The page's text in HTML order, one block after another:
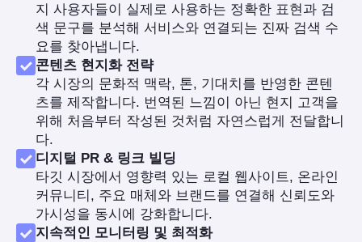
지 사용자들이 실제로 사용하는 정확한 표현과 검
색 문구를 분석해 서비스와 연결되는 진짜 검색 수
요를 찾아냅니다.
콘텐츠 현지화 전략
각 시장의 문화적 맥락, 톤, 기대치를 반영한 콘텐
츠를 제작합니다. 번역된 느낌이 아닌 현지 고객을
위해 처음부터 작성된 것처럼 자연스럽게 전달합니
다.
디지털 PR & 링크 빌딩
타깃 시장에서 영향력 있는 로컬 웹사이트, 온라인
커뮤니티, 주요 매체와 브랜드를 연결해 신뢰도와
가시성을 동시에 강화합니다.
지속적인 모니터링 및 최적화